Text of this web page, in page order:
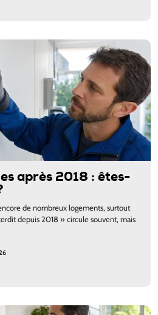
après 2018 : êtes-
de nombreux logements, surtout
depuis 2018 » circule souvent, mais